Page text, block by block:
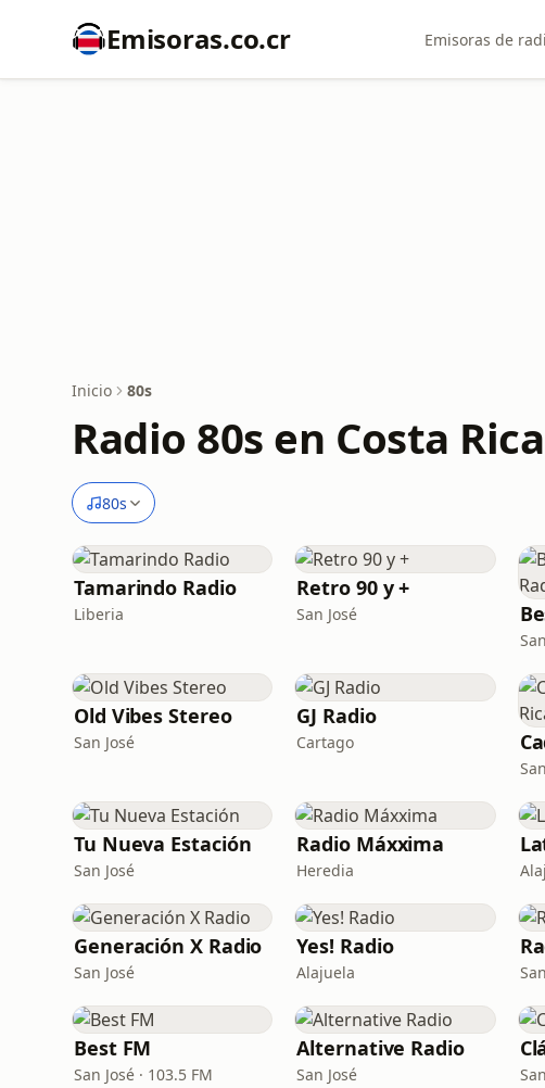
Emisoras.co.cr Emisoras de
Inicio 80s
Radio 80s en Costa Rica
80s
Tamarindo Radio
Liberia
Retro 90 y +
San José
Old Vibes Stereo
San José
GJ Radio
Cartago
Tu Nueva Estación
San José
Radio Máxxima
Heredia
Generación X Radio
San José
Yes! Radio
Alajuela
Best FM
San José · 103.5 FM
Alternative Radio
San José